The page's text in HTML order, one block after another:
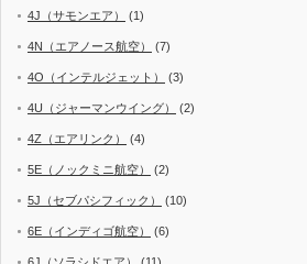
4J（サモンエア） (1)
4N（エアノース航空） (7)
4O（インテルジェット） (3)
4U（ジャーマンウイング） (2)
4Z（エアリンク） (4)
5E（ノックミニ航空） (2)
5J（セブパシフィック） (10)
6E（インディゴ航空） (6)
6J（ソラシドエア） (11)